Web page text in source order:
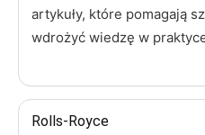
artykuły, które pomagają
wdrożyć wiedzę w
Rolls-Royce